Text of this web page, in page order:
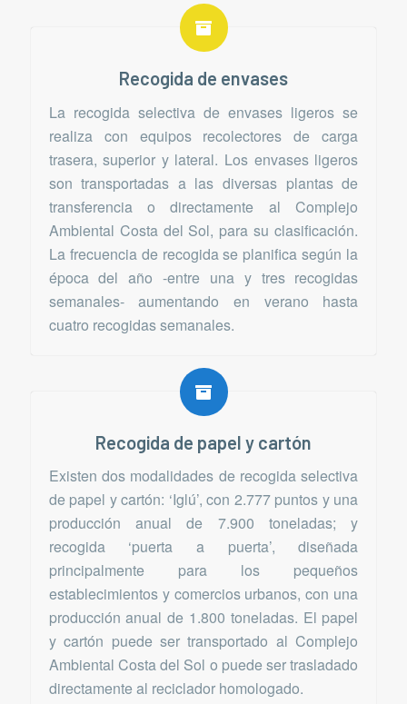
Recogida de envases
La recogida selectiva de envases ligeros se
realiza con equipos recolectores de carga
trasera, superior y lateral. Los envases ligeros
son transportadas a las diversas plantas de
transferencia o directamente al Complejo
Ambiental Costa del Sol, para su clasificación.
La frecuencia de recogida se planifica según la
época del año -entre una y tres recogidas
semanales- aumentando en verano hasta
cuatro recogidas semanales.
Recogida de papel y cartón
Existen dos modalidades de recogida selectiva
de papel y cartón: ‘Iglú’, con 2.777 puntos y una
producción anual de 7.900 toneladas; y
recogida ‘puerta a puerta’, diseñada
principalmente para los pequeños
establecimientos y comercios urbanos, con una
producción anual de 1.800 toneladas. El papel
y cartón puede ser transportado al Complejo
Ambiental Costa del Sol o puede ser trasladado
directamente al reciclador homologado.